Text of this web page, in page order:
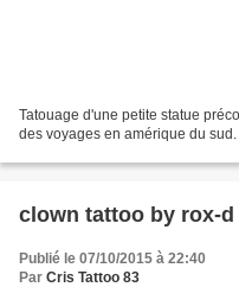
Tatouage d'une petite statue
des voyages en amérique du sud.
clown tattoo by rox-d
Publié le 07/10/2015 à 22:40
Par Cris Tattoo 83